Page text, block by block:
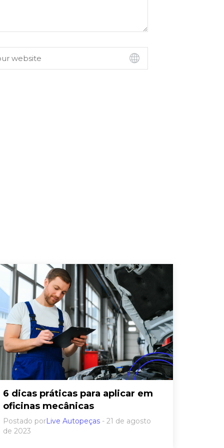
6 dicas práticas para aplicar em
oficinas mecânicas
Postado porLive Autopeças - 21 de agosto
de 2023